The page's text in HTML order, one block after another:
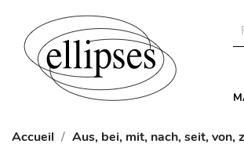
Accueil Aus, bei, mit, nach, seit,